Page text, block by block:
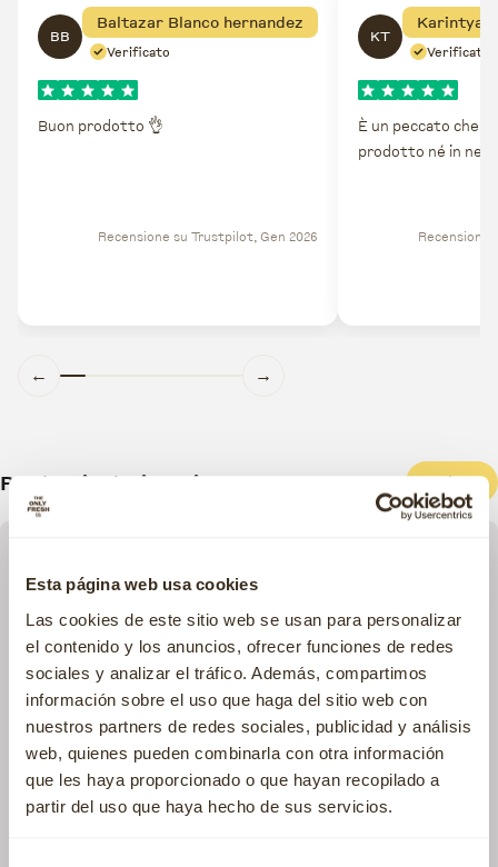
Esta página web usa cookies
Las cookies de este sitio web se usan para personalizar
el contenido y los anuncios, ofrecer funciones de redes
sociales y analizar el tráfico. Además, compartimos
información sobre el uso que haga del sitio web con
nuestros partners de redes sociales, publicidad y análisis
web, quienes pueden combinarla con otra información
que les haya proporcionado o que hayan recopilado a
partir del uso que haya hecho de sus servicios.
BB
Baltazar Blanco hernandez
Verificato
Buon prodotto 👌
Recensione su Trustpilot, Gen 2026
KT
Karintya
Verificato
È un peccato che
prodotto né in
Recensione
← →
Prodotti relazionati Filtra